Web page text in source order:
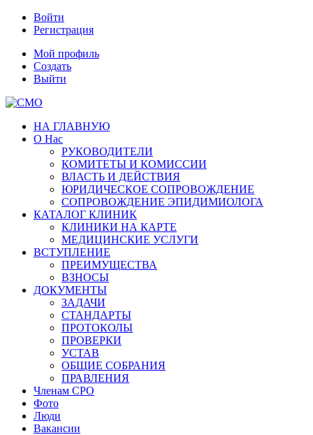
Войти
Регистрация
Мой профиль
Создать
Выйти
НА ГЛАВНУЮ
О Нас
РУКОВОДИТЕЛИ
КОМИТЕТЫ И КОМИССИИ
ВЛАСТЬ И ДЕЙСТВИЯ
ЮРИДИЧЕСКОЕ СОПРОВОЖДЕНИЕ
СОПРОВОЖДЕНИЕ ЭПИДИМИОЛОГА
КАТАЛОГ КЛИНИК
КЛИНИКИ НА КАРТЕ
МЕДИЦИНСКИЕ УСЛУГИ
ВСТУПЛЕНИЕ
ПРЕИМУЩЕСТВА
ВЗНОСЫ
ДОКУМЕНТЫ
ЗАДАЧИ
СТАНДАРТЫ
ПРОТОКОЛЫ
ПРОВЕРКИ
УСТАВ
ОБЩИЕ СОБРАНИЯ
ПРАВЛЕНИЯ
Членам СРО
Фото
Люди
Вакансии